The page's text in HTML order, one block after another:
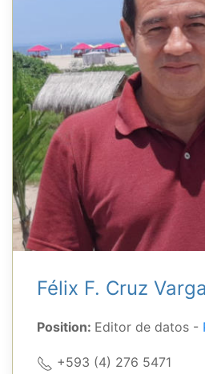
Félix F. Cruz
Position: Editor de datos -
+593 (4) 276 5471